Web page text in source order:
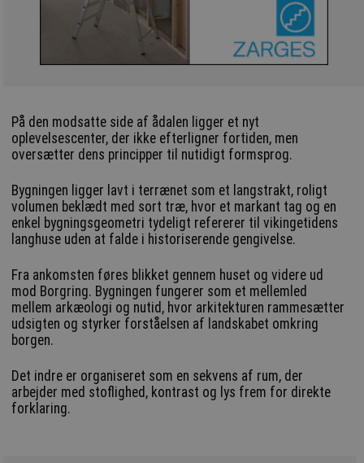
På den modsatte side af ådalen ligger et nyt
oplevelsescenter, der ikke efterligner fortiden, men
oversætter dens principper til nutidigt formsprog.
Bygningen ligger lavt i terrænet som et langstrakt, roligt
volumen beklædt med sort træ, hvor et markant tag og en
enkel bygningsgeometri tydeligt refererer til vikingetidens
langhuse uden at falde i historiserende gengivelse.
Fra ankomsten føres blikket gennem huset og videre ud
mod Borgring. Bygningen fungerer som et mellemled
mellem arkæologi og nutid, hvor arkitekturen rammesætter
udsigten og styrker forståelsen af landskabet omkring
borgen.
Det indre er organiseret som en sekvens af rum, der
arbejder med stoflighed, kontrast og lys frem for direkte
forklaring.